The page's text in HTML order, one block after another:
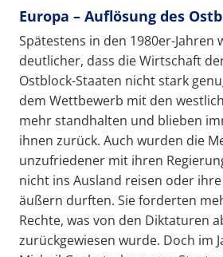
Europa – Auflösung des
Spätestens in den 1980er-Jahren
deutlicher, dass die Wirtschaft
Ostblock-Staaten nicht stark
dem Wettbewerb mit den
mehr standhalten und blieben
ihnen zurück. Auch wurden die
unzufriedener mit ihren
nicht ins Ausland reisen oder
äußern durften. Sie forderten
Rechte, was von den Diktaturen
zurückgewiesen wurde. Doch im